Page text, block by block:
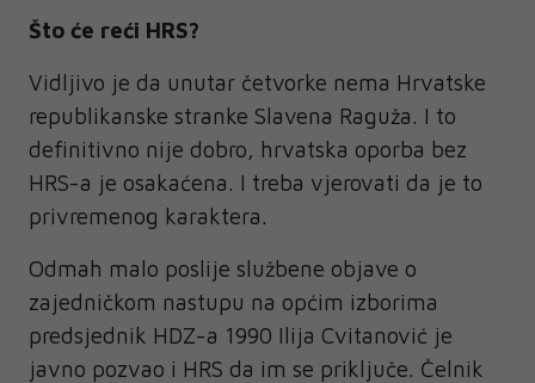
Što će reći HRS?
Vidljivo je da unutar četvorke nema Hrvatske
republikanske stranke Slavena Raguža. I to
definitivno nije dobro, hrvatska oporba bez
HRS-a je osakaćena. I treba vjerovati da je to
privremenog karaktera.
Odmah malo poslije službene objave o
zajedničkom nastupu na općim izborima
predsjednik HDZ-a 1990 Ilija Cvitanović je
javno pozvao i HRS da im se priključe. Čelnik